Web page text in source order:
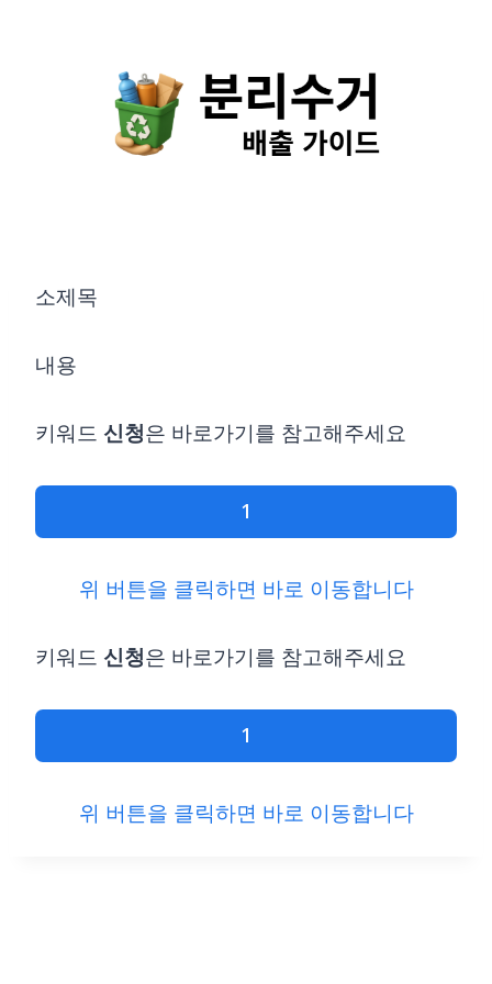
소제목
내용
키워드신청은 바로가기를 참고해주세요
1
위 버튼을 클릭하면 바로 이동합니다
키워드신청은 바로가기를 참고해주세요
1
위 버튼을 클릭하면 바로 이동합니다